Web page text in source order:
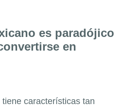
es paradójico
en
características tan